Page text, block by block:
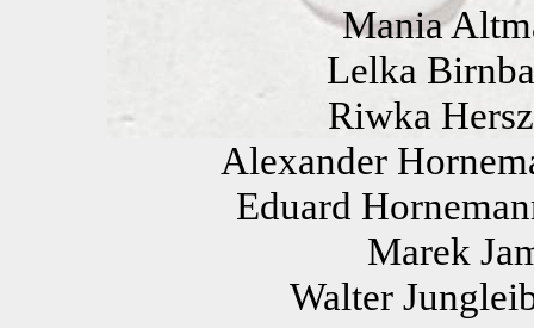
Mania
Lelka
Riwka
Alexander
Eduard
Marek
Walter